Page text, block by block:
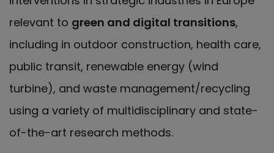
relevant to green and digital transitions,
including in outdoor construction, health care,
public transit, renewable energy (wind
turbine), and waste management/recycling
using a variety of multidisciplinary and state-
of-the-art research methods.